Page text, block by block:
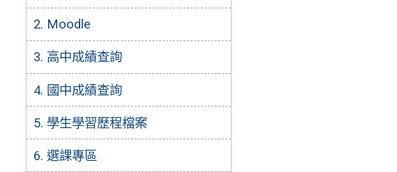
2. Moodle
3. 高中成績查詢
4. 國中成績查詢
5. 學生學習歷程檔案
6. 選課專區